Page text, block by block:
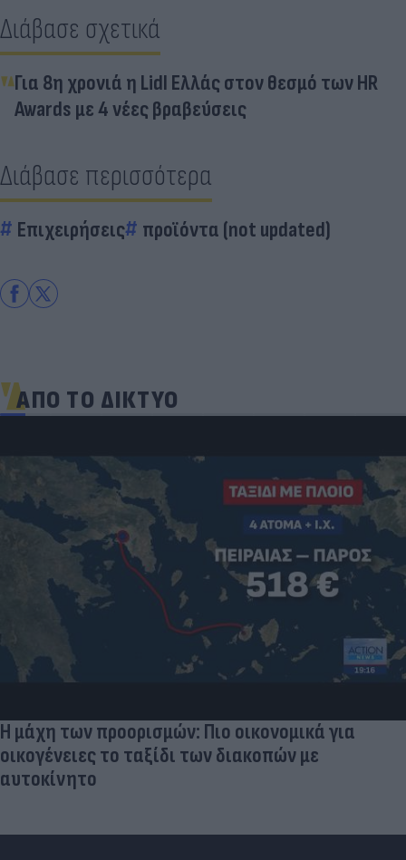
Διάβασε σχετικά
Για 8η χρονιά η Lidl Ελλάς στον θεσμό των HR
Awards με 4 νέες βραβεύσεις
Διάβασε περισσότερα
Επιχειρήσεις προϊόντα (not updated)
ΑΠΟ ΤΟ ΔΙΚΤΥΟ
Η μάχη των προορισμών: Πιο οικονομικά για
οικογένειες το ταξίδι των διακοπών με
αυτοκίνητο